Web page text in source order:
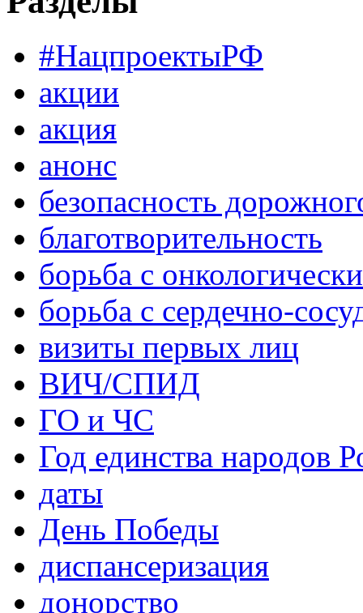
#НацпроектыРФ
акции
акция
анонс
безопасность
благотворительность
борьба с
борьба с сердечно-
визиты первых лиц
ВИЧ/СПИД
ГО и ЧС
Год единства народов
даты
День Победы
диспансеризация
донорство